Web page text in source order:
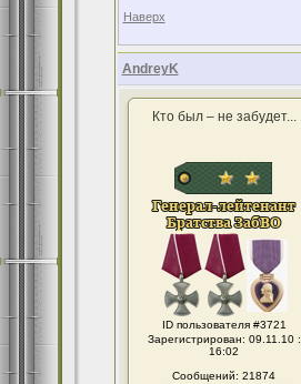
Наверх
AndreyK
Кто был – не забудет...
ID пользователя #3721
Зарегистрирован: 09.11.10 :
16:02
Сообщений: 21874